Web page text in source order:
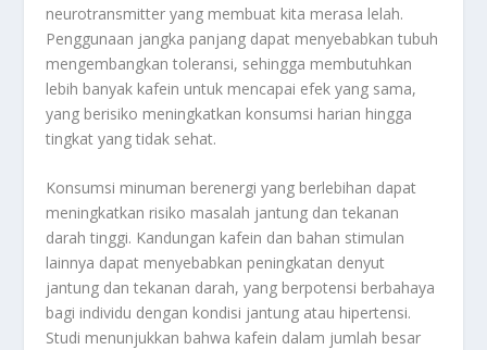
neurotransmitter yang membuat kita merasa lelah.
Penggunaan jangka panjang dapat menyebabkan tubuh
mengembangkan toleransi, sehingga membutuhkan
lebih banyak kafein untuk mencapai efek yang sama,
yang berisiko meningkatkan konsumsi harian hingga
tingkat yang tidak sehat.
Konsumsi minuman berenergi yang berlebihan dapat
meningkatkan risiko masalah jantung dan tekanan
darah tinggi. Kandungan kafein dan bahan stimulan
lainnya dapat menyebabkan peningkatan denyut
jantung dan tekanan darah, yang berpotensi berbahaya
bagi individu dengan kondisi jantung atau hipertensi.
Studi menunjukkan bahwa kafein dalam jumlah besar